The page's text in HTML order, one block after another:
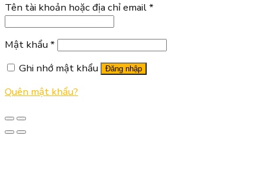
Tên tài khoản hoặc địa chỉ email*
Mật khẩu *
Ghi nhớ mật khẩu
Đăng nhập
Quên mật khẩu?